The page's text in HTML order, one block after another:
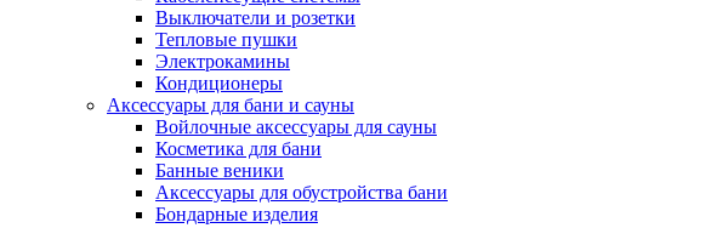
Выключатели и розетки
Тепловые пушки
Электрокамины
Кондиционеры
Аксессуары для бани и сауны
Войлочные аксессуары для сауны
Косметика для бани
Банные веники
Аксессуары для обустройства бани
Бондарные изделия